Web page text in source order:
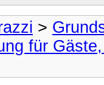
>
für